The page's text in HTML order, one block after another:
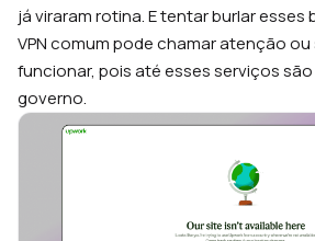
já viraram rotina. E tentar burlar esses
VPN comum pode chamar atenção
funcionar, pois até esses serviços
governo.